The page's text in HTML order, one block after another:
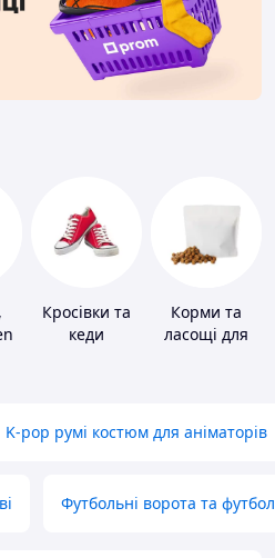
Кросівки та
кеди
Корми та
ласощі для
K-pop румі костюм для аніматорів
Футбольні ворота та